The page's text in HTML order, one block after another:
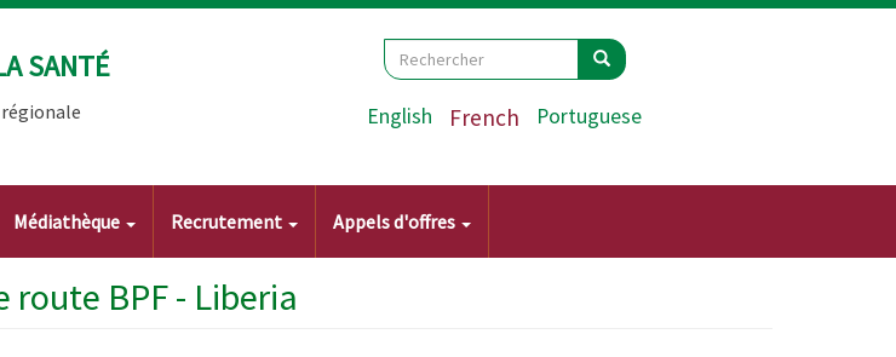
SANTÉ Search
Rechercher Rechercher
English French Portuguese
Médiathèque Recrutement Appels d'offres
route BPF - Liberia